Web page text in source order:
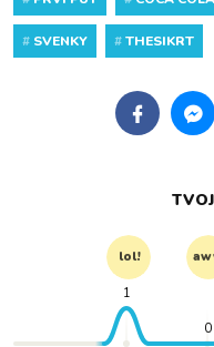
# SVENKY #THESIKRT
lol!
1
0